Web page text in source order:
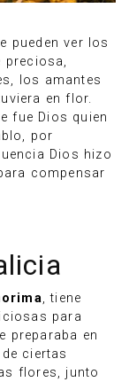
pueden ver los
preciosa,
los amantes
en flor.
fue Dios quien
por
Dios hizo
compensar
, tiene
para
preparaba en
ciertas
flores, junto